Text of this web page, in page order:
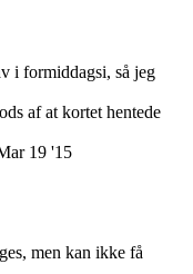
i formiddagsi, så jeg
af at kortet hentede
19 '15
men kan ikke få